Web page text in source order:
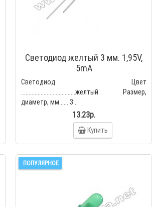
Светодиод желтый 3 мм. 1,95V,
5mA
Светодиод Цвет
....................................желтый Размер,
диаметр, мм...... 3 ..
13.23р.
Купить
ПОПУЛЯРНОЕ